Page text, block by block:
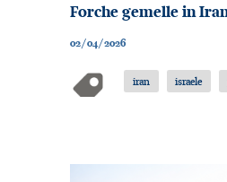
Forche gemelle in
02/04/2026
iran israele